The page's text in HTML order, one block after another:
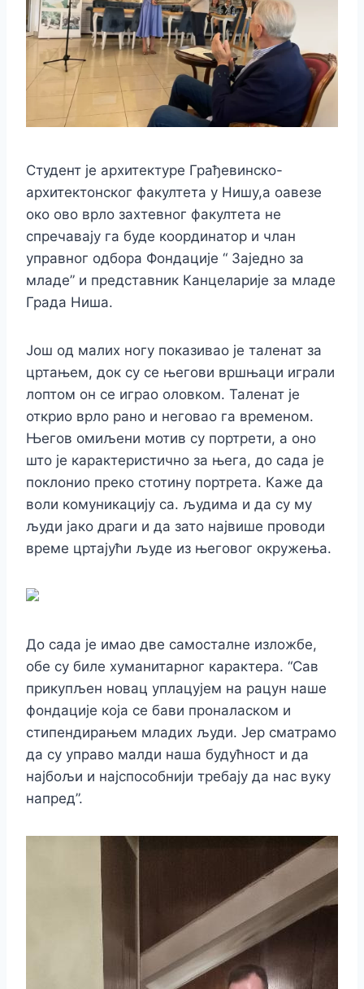
Студент је архитектуре Грађевинско-
архитектонског факултета у Нишу,а оавезе
око ово врло захтевног факултета не
спречавају га буде координатор и члан
управног одбора Фондације “ Заједно за
младе” и представник Канцеларије за младе
Града Ниша.
Још од малих ногу показивао је таленат за
цртањем, док су се његови вршњаци играли
лоптом он се играо оловком. Таленат је
открио врло рано и неговао га временом.
Његов омиљени мотив су портрети, а оно
што је карактеристично за њега, до сада је
поклонио преко стотину портрета. Каже да
воли комуникацију са. људима и да су му
људи јако драги и да зато највише проводи
време цртајући људе из његовог окружења.
До сада је имао две самосталне изложбе,
обе су биле хуманитарног карактера. “Сав
прикупљен новац уплацујем на рацун наше
фондације која се бави проналаском и
стипендирањем младих људи. Јер сматрамо
да су управо малди наша будућност и да
најбољи и најспособнији требају да нас вуку
напред”.